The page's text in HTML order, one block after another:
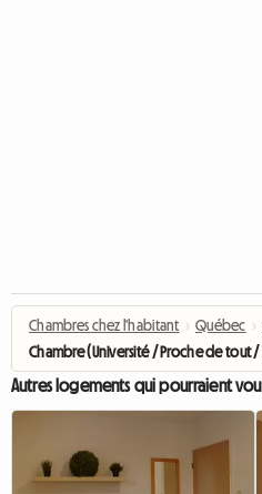
Chambres chez l'habitant › Québec ›
Chambre (Université / Proche de tout /
Autres logements qui pourraient